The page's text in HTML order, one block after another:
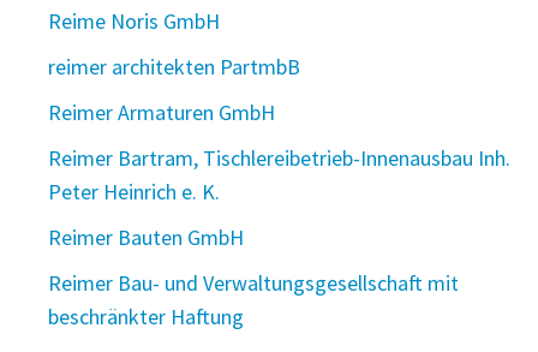
Reime Noris GmbH
reimer architekten PartmbB
Reimer Armaturen GmbH
Reimer Bartram, Tischlereibetrieb-Innenausbau Inh.
Peter Heinrich e. K.
Reimer Bauten GmbH
Reimer Bau- und Verwaltungsgesellschaft mit
beschränkter Haftung